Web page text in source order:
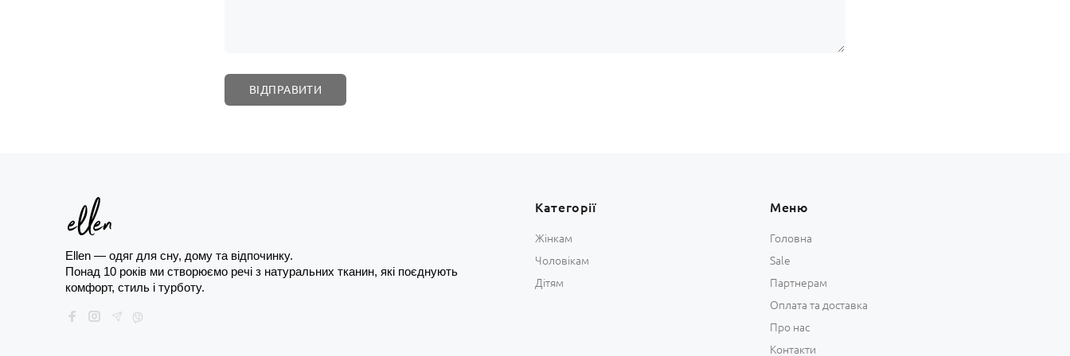
Ellen — одяг для сну, дому та відпочинку.
Понад 10 років ми створюємо речі з натуральних тканин, які поєднують
комфорт, стиль і турботу.
Категорії
Жінкам
Чоловікам
Дітям
Меню
Головна
Sale
Партнерам
Оплата та доставка
Про нас
Контакти